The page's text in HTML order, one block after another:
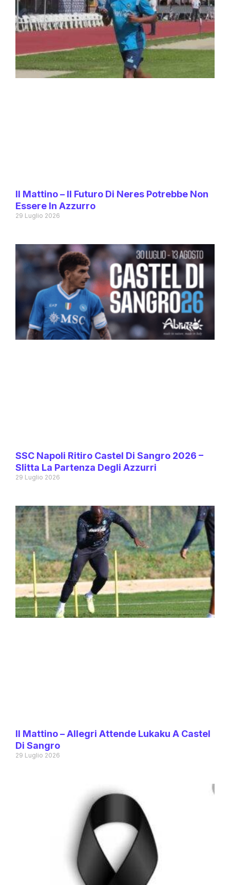
Il Mattino – Il Futuro Di Neres Potrebbe Non
Essere In Azzurro
29 Luglio 2026
SSC Napoli Ritiro Castel Di Sangro 2026 –
Slitta La Partenza Degli Azzurri
29 Luglio 2026
Il Mattino – Allegri Attende Lukaku A Castel
Di Sangro
29 Luglio 2026